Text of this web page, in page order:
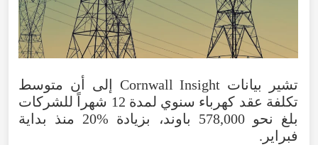
تشير بيانات Cornwall Insight إلى أن متوسط
تكلفة عقد كهرباء سنوي لمدة شهراً
للشركات
بلغ
نحو 578,000 باوند، بزيادة 20% منذ
بداية
فبراير .